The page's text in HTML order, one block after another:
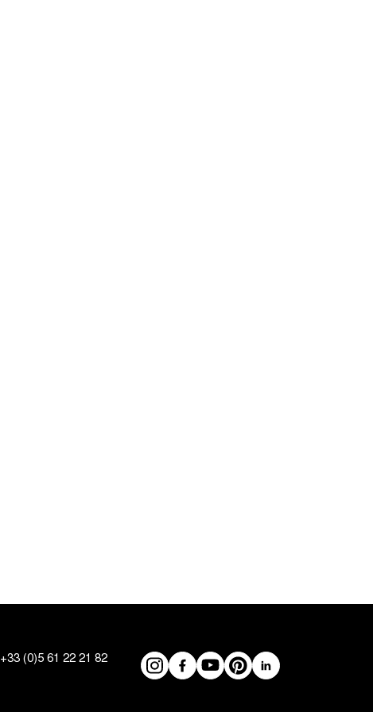
+33 (0)5 61 22 21 82
Réseaux
InstagramFacebookYouTubePinterestLinkedIn